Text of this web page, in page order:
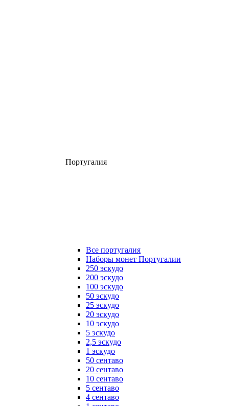
Португалия
Все португалия
Наборы монет Португалии
250 эскудо
200 эскудо
100 эскудо
50 эскудо
25 эскудо
20 эскудо
10 эскудо
5 эскудо
2,5 эскудо
1 эскудо
50 сентаво
20 сентаво
10 сентаво
5 сентаво
4 сентаво